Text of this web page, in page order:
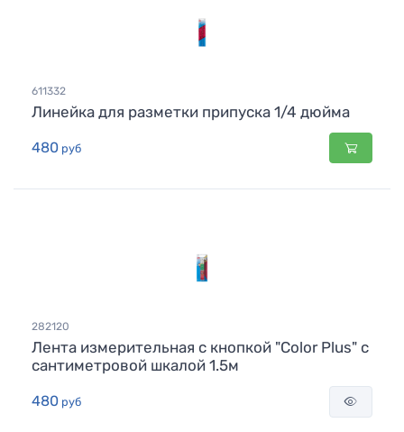
611332
Линейка для разметки припуска 1/4 дюйма
480 руб
282120
Лента измерительная с кнопкой "Color Plus" с
сантиметровой шкалой 1.5м
480 руб